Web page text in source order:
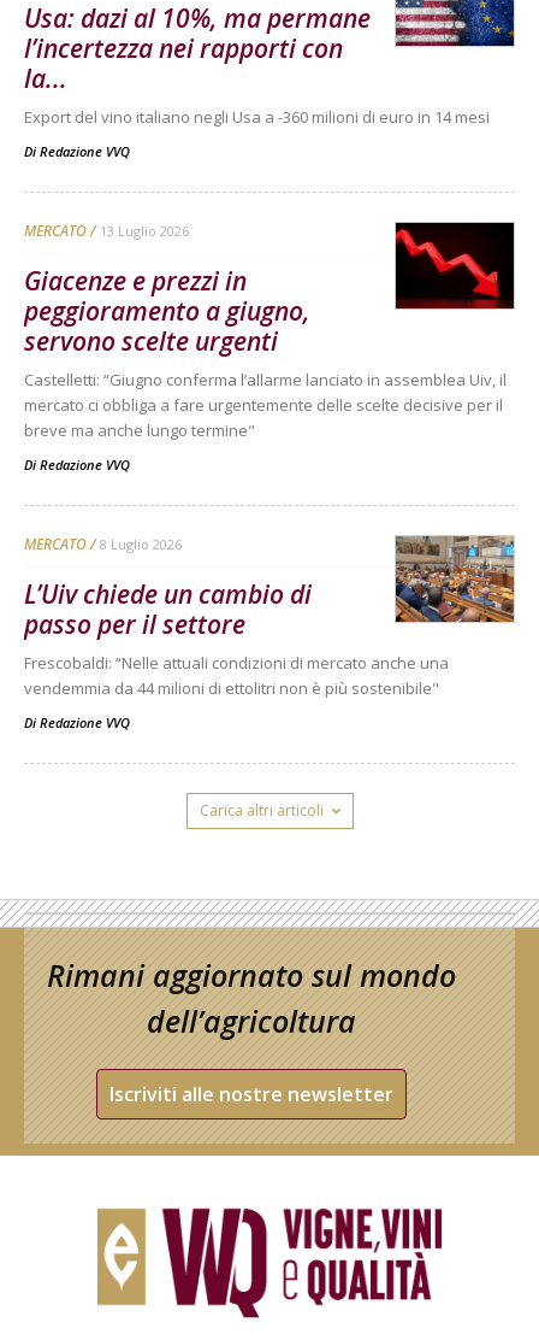
Usa: dazi al 10%, ma permane
l’incertezza nei rapporti con
la...
Export del vino italiano negli Usa a -360 milioni di euro in 14 mesi
Di Redazione VVQ
MERCATO 13 Luglio 2026
Giacenze e prezzi in
peggioramento a giugno,
servono scelte urgenti
Castelletti: “Giugno conferma l’allarme lanciato in assemblea Uiv, il
mercato ci obbliga a fare urgentemente delle scelte decisive per il
breve ma anche lungo termine"
Di Redazione VVQ
MERCATO 8 Luglio 2026
L’Uiv chiede un cambio di
passo per il settore
Frescobaldi: “Nelle attuali condizioni di mercato anche una
vendemmia da 44 milioni di ettolitri non è più sostenibile"
Di Redazione VVQ
Carica altri articoli
Rimani aggiornato sul mondo
dell’agricoltura
Iscriviti alle nostre newsletter